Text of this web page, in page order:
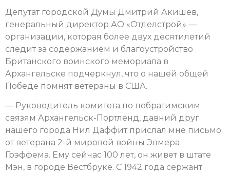
Депутат городской Думы Дмитрий Акишев,
генеральный директор АО «Отделстрой» —
организации, которая более двух десятилетий
следит за содержанием и благоустройство
Британского воинского мемориала в
Архангельске подчеркнул, что о нашей общей
Победе помнят ветераны в США.
— Руководитель комитета по побратимским
связям Архангельск-Портленд, давний друг
нашего города Нил Даффит прислал мне письмо
от ветерана 2-й мировой войны Элмера
Грэффема. Ему сейчас 100 лет, он живет в штате
Мэн, в городе Вестбруке. С 1942 года сержант